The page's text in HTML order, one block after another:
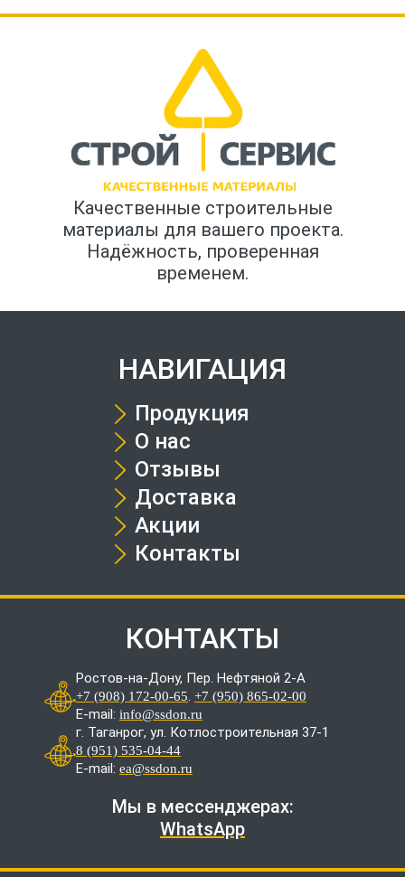
Качественные строительные
материалы для вашего проекта.
Надёжность, проверенная
временем.
НАВИГАЦИЯ
Продукция
О нас
Отзывы
Доставка
Акции
Контакты
КОНТАКТЫ
Ростов-на-Дону, Пер. Нефтяной 2-А
+7 (908) 172-00-65. +7 (950) 865-02-00
E-mail: info@ssdon.ru
г. Таганрог, ул. Котлостроительная 37-1
8 (951) 535-04-44
E-mail: ea@ssdon.ru
Мы в мессенджерах:
WhatsApp